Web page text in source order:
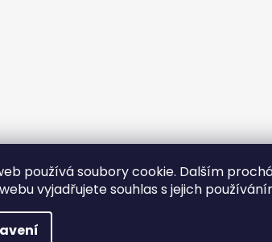
používá soubory cookie. Dalším
vyjadřujete souhlas s jejich
19) a